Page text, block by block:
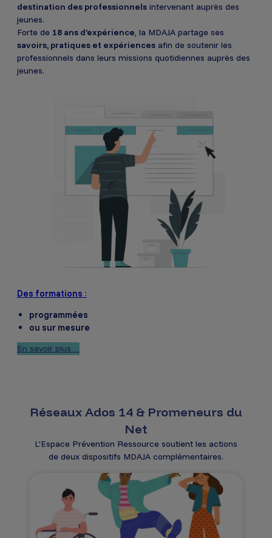
destination des professionnels intervenant auprès des
jeunes.
Forte de 18 ans d’expérience, la MDAJA partage ses
savoirs, pratiques et expériences afin de soutenir les
professionnels dans leurs missions quotidiennes auprès des
jeunes.
Des formations :
programmées
ou sur mesure
En savoir plus…
Réseaux Ados 14 & Promeneurs du
Net
L’Espace Prévention Ressource soutient les actions
de deux dispositifs MDAJA complémentaires.